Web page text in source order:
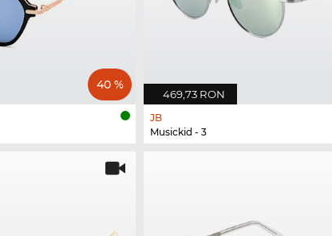
40 %
469,73 RON
JB
Musickid - 3